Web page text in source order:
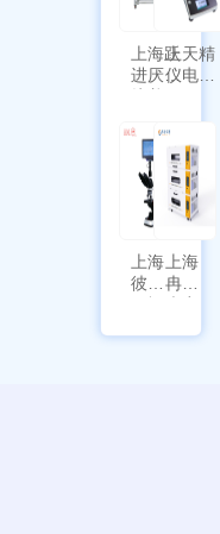
功能
上海跃
进厌氧
培养箱
III-T
上天精
仪电子
带审计
追踪功
能
上海
彼爱
姆视
上海
冉绘
大容